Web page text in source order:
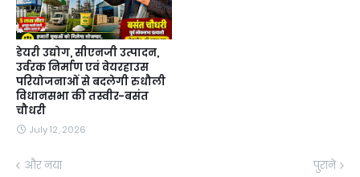
डेयरी उद्योग, सीएनजी उत्पादन,
उर्वरक निर्माण एवं वेयरहाउस
परियोजनाओं से बदलेगी रुधौली
विधानसभा की तस्वीर-बसंत
चौधरी
July 12, 2026
और नया पुराने